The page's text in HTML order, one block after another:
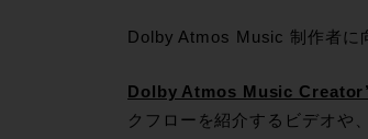
Dolby Atmos Music 制作者に
Dolby Atmos Music
クフローを紹介するビデオや